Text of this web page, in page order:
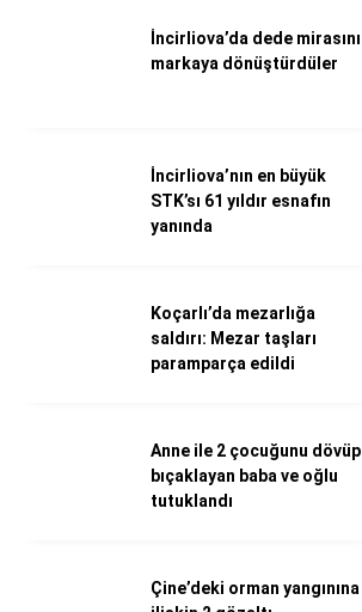
İncirliova’da dede mirasını
markaya dönüştürdüler
İncirliova’nın en büyük
STK’sı 61 yıldır esnafın
yanında
Koçarlı’da mezarlığa
saldırı: Mezar taşları
paramparça edildi
Anne ile 2 çocuğunu dövüp
bıçaklayan baba ve oğlu
tutuklandı
Çine’deki orman yangınına